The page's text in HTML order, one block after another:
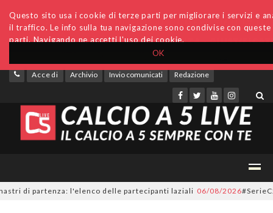
OK
Questo sito usa i cookie di terze parti per migliorare i servizi e
il traffico. Le info sulla tua navigazione sono condivise con
parti. Navigando ne accetti l'uso dei cookie.
Accedi Archivio Invio comunicati Redazione
partenza: l'elenco delle partecipanti laziali 06/08/2026